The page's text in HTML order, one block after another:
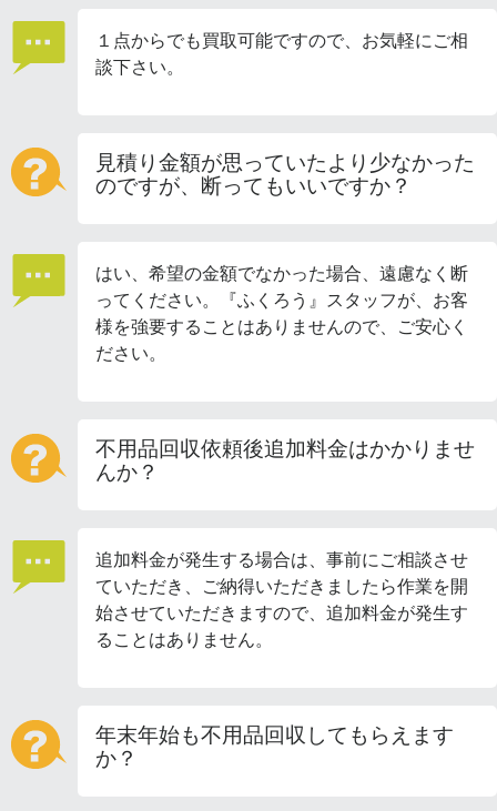
１点からでも買取可能ですので、お気軽にご相
談下さい。
見積り金額が思っていたより少なかった
のですが、断ってもいいですか？
はい、希望の金額でなかった場合、遠慮なく断
ってください。『ふくろう』スタッフが、お客
様を強要することはありませんので、ご安心く
ださい。
不用品回収依頼後追加料金はかかりませ
んか？
追加料金が発生する場合は、事前にご相談させ
ていただき、ご納得いただきましたら作業を開
始させていただきますので、追加料金が発生す
ることはありません。
年末年始も不用品回収してもらえます
か？